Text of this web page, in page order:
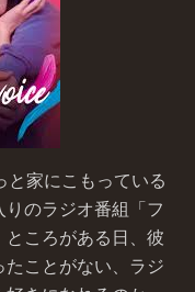
家にこもっている
のラジオ番組「フ
ころがある日、彼
ことがない、ラジ